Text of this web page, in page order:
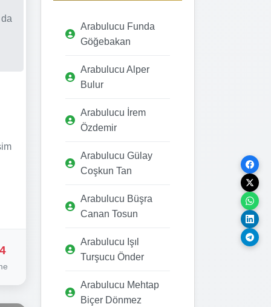
Arabulucu Funda
Göğebakan
Arabulucu Alper
Bulur
Arabulucu İrem
Özdemir
Arabulucu Gülay
Coşkun Tan
Arabulucu Büşra
Canan Tosun
Arabulucu Işıl
Turşucu Önder
Arabulucu Mehtap
Biçer Dönmez